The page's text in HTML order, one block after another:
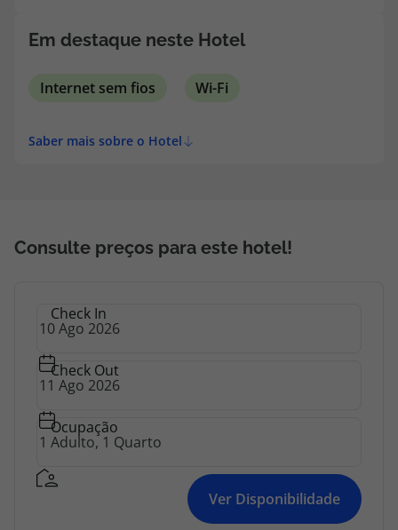
Em destaque neste Hotel
Internet sem fios Wi-Fi
Saber mais sobre o Hotel
Consulte preços para este hotel!
Check In
Check Out
Ocupação
Ver Disponibilidade